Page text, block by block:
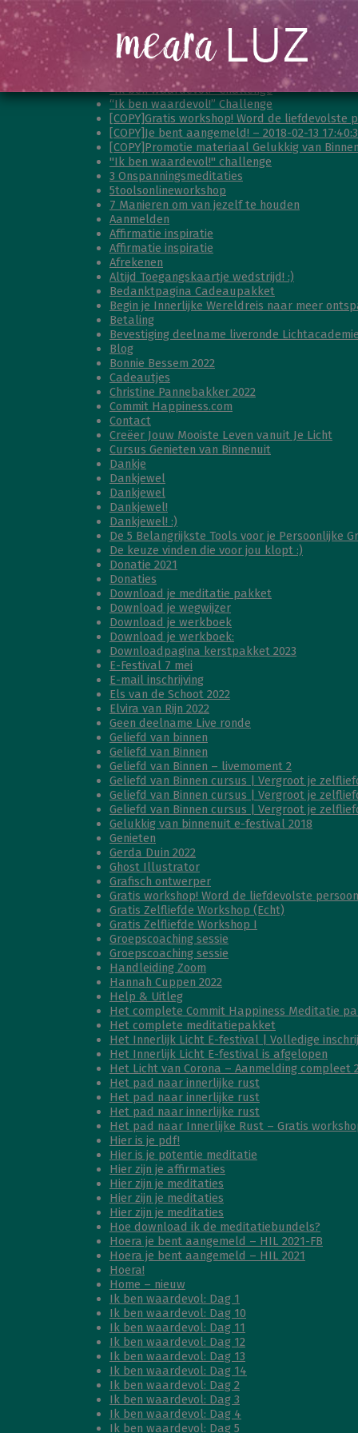
“Je mag er helemaal zijn” – Gratis workshop!
“Ik ben waardevol!” Challenge
“Ik ben waardevol!” Challenge
[COPY]Gratis workshop! Word de liefdevolste
[COPY]Je bent aangemeld! – 2018-02-13
[COPY]Promotie materiaal Gelukkig van
"Ik ben waardevol!" challenge
3 Onspanningsmeditaties
5toolsonlineworkshop
7 Manieren om van jezelf te houden
Aanmelden
Affirmatie inspiratie
Affirmatie inspiratie
Afrekenen
Altijd Toegangskaartje wedstrijd! :)
Bedanktpagina Cadeaupakket
Begin je Innerlijke Wereldreis naar meer
Betaling
Bevestiging deelname liveronde
Blog
Bonnie Bessem 2022
Cadeautjes
Christine Pannebakker 2022
Commit Happiness.com
Contact
Creëer Jouw Mooiste Leven vanuit Je Licht
Cursus Genieten van Binnenuit
Dankje
Dankjewel
Dankjewel
Dankjewel!
Dankjewel! :)
De 5 Belangrijkste Tools voor je Persoonlijke
De keuze vinden die voor jou klopt :)
Donatie 2021
Donaties
Download je meditatie pakket
Download je wegwijzer
Download je werkboek
Download je werkboek:
Downloadpagina kerstpakket 2023
E-Festival 7 mei
E-mail inschrijving
Els van de Schoot 2022
Elvira van Rijn 2022
Geen deelname Live ronde
Geliefd van binnen
Geliefd van Binnen
Geliefd van Binnen – livemoment 2
Geliefd van Binnen cursus | Vergroot je
Geliefd van Binnen cursus | Vergroot je
Geliefd van Binnen cursus | Vergroot je
Gelukkig van binnenuit e-festival 2018
Genieten
Gerda Duin 2022
Ghost Illustrator
Grafisch ontwerper
Gratis workshop! Word de liefdevolste
Gratis Zelfliefde Workshop (Echt)
Gratis Zelfliefde Workshop I
Groepscoaching sessie
Groepscoaching sessie
Handleiding Zoom
Hannah Cuppen 2022
Help & Uitleg
Het complete Commit Happiness Meditatie
Het complete meditatiepakket
Het Innerlijk Licht E-festival | Volledige
Het Innerlijk Licht E-festival is afgelopen
Het Licht van Corona – Aanmelding compleet
Het pad naar innerlijke rust
Het pad naar innerlijke rust
Het pad naar innerlijke rust
Het pad naar Innerlijke Rust – Gratis
Hier is je pdf!
Hier is je potentie meditatie
Hier zijn je affirmaties
Hier zijn je meditaties
Hier zijn je meditaties
Hier zijn je meditaties
Hoe download ik de meditatiebundels?
Hoera je bent aangemeld – HIL 2021-FB
Hoera je bent aangemeld – HIL 2021
Hoera!
Home – nieuw
Ik ben waardevol: Dag 1
Ik ben waardevol: Dag 10
Ik ben waardevol: Dag 11
Ik ben waardevol: Dag 12
Ik ben waardevol: Dag 13
Ik ben waardevol: Dag 14
Ik ben waardevol: Dag 2
Ik ben waardevol: Dag 3
Ik ben waardevol: Dag 4
Ik ben waardevol: Dag 5